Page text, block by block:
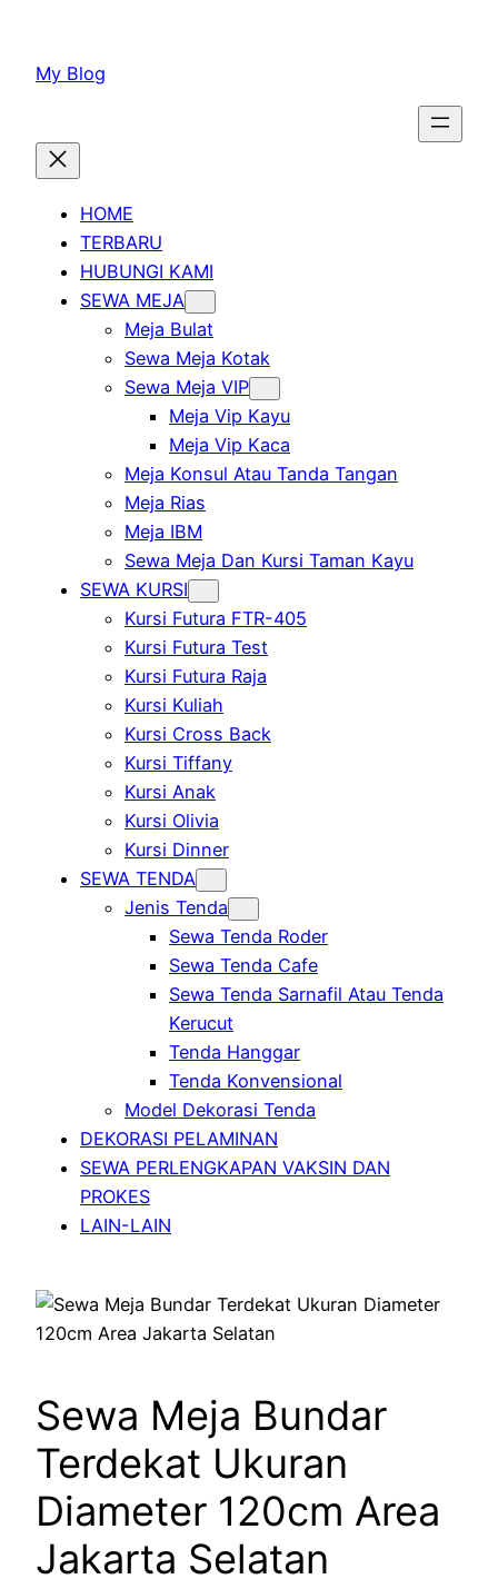
konten
My Blog
HOME
TERBARU
HUBUNGI KAMI
SEWA MEJA
Meja Bulat
Sewa Meja Kotak
Sewa Meja VIP
Meja Vip Kayu
Meja Vip Kaca
Meja Konsul Atau Tanda Tangan
Meja Rias
Meja IBM
Sewa Meja Dan Kursi Taman Kayu
SEWA KURSI
Kursi Futura FTR-405
Kursi Futura Test
Kursi Futura Raja
Kursi Kuliah
Kursi Cross Back
Kursi Tiffany
Kursi Anak
Kursi Olivia
Kursi Dinner
SEWA TENDA
Jenis Tenda
Sewa Tenda Roder
Sewa Tenda Cafe
Sewa Tenda Sarnafil Atau Tenda
Kerucut
Tenda Hanggar
Tenda Konvensional
Model Dekorasi Tenda
DEKORASI PELAMINAN
SEWA PERLENGKAPAN VAKSIN DAN
PROKES
LAIN-LAIN
Sewa Meja Bundar
Terdekat Ukuran
Diameter 120cm Area
Jakarta Selatan